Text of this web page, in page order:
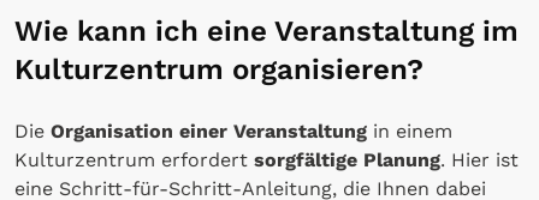
Wie kann ich eine Veranstaltung im
Kulturzentrum organisieren?
Die Organisation einer Veranstaltung in einem
Kulturzentrum erfordert sorgfältige Planung. Hier ist
eine Schritt-für-Schritt-Anleitung, die Ihnen dabei